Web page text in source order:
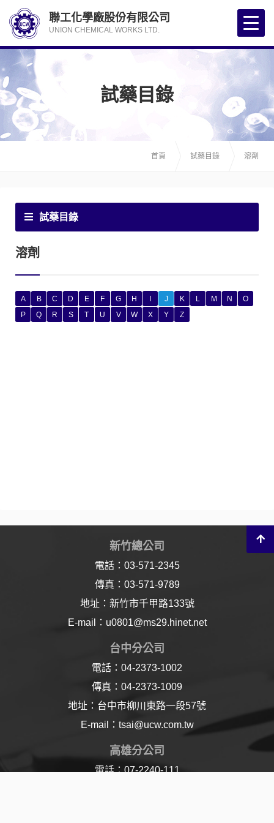
試藥目錄
首頁 試藥目錄 溶劑
試藥目錄
溶劑
A B C D E F G H J K L M N
O
P
Q R S T U V W X Y Z
新竹總公司
電話：03-571-2345
傳真：03-571-9789
地址：新竹市千甲路133號
E-mail：u0801@ms29.hinet.net
台中分公司
電話：04-2373-1002
傳真：04-2373-1009
地址：台中市柳川東路一段57號
E-mail：tsai@ucw.com.tw
高雄分公司
電話：07-2240-111
聯工化學廠股份有限公司
UNION CHEMICAL WORKS LTD.